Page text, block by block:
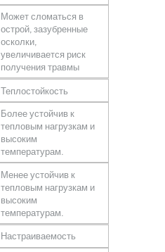
Может сломаться в
острой, зазубренные
осколки,
увеличивается риск
получения травмы
Теплостойкость
Более устойчив к
тепловым нагрузкам и
высоким
температурам.
Менее устойчив к
тепловым нагрузкам и
высоким
температурам.
Настраиваемость